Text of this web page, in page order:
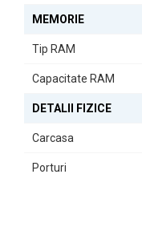
MEMORIE
Tip RAM
Capacitate RAM
DETALII FIZICE
Carcasa
Porturi